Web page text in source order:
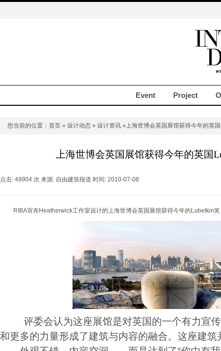
Event Project
您当前的位置： 首页 » 设计动态 » 设计资讯 »上海世博会英国展馆获得今年的英
上海世博会英国展馆获得今年的英国
点击: 49904 次 来源: 自由建筑报道 时间: 2010-07-08
RIBA宣布Heatherwick工作室设计的上海世博会英国展馆获得今年的Lubetkin奖
评委会认为这座展馆是对英国的一个有力宣传
和更多的力量形成了建筑与内容的融合。这座建